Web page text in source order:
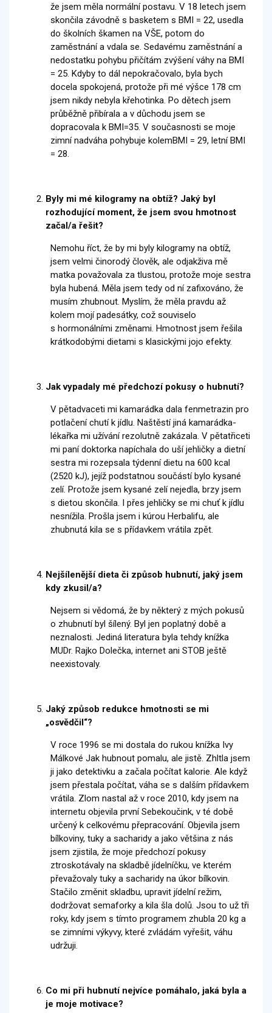
že jsem měla normální postavu. V 18 letech jsem
skončila závodně s basketem s BMI = 22, usedla
do školních škamen na VŠE, potom do
zaměstnání a vdala se. Sedavému zaměstnání a
nedostatku pohybu přičítám zvýšení váhy na BMI
= 25. Kdyby to dál nepokračovalo, byla bych
docela spokojená, protože při mé výšce 178 cm
jsem nikdy nebyla křehotinka. Po dětech jsem
průběžně přibírala a v důchodu jsem se
dopracovala k BMI=35. V současnosti se moje
zimní nadváha pohybuje kolemBMI = 29, letní BMI
= 28.
Byly mi mé kilogramy na obtíž? Jaký byl
rozhodující moment, že jsem svou hmotnost
začal/a řešit?
Nemohu říct, že by mi byly kilogramy na obtíž,
jsem velmi činorodý člověk, ale odjakživa mě
matka považovala za tlustou, protože moje sestra
byla hubená. Měla jsem tedy od ní zafixováno, že
musím zhubnout. Myslím, že měla pravdu až
kolem mojí padesátky, což souviselo
s hormonálními změnami. Hmotnost jsem řešila
krátkodobými dietami s klasickými jojo efekty.
Jak vypadaly mé předchozí pokusy o hubnutí?
V pětadvaceti mi kamarádka dala fenmetrazin pro
potlačení chutí k jídlu. Naštěstí jiná kamarádka-
lékařka mi užívání rezolutně zakázala. V pětatřiceti
mi paní doktorka napíchala do uší jehličky a dietní
sestra mi rozepsala týdenní dietu na 600 kcal
(2520 kJ), jejíž podstatnou součástí bylo kysané
zelí. Protože jsem kysané zelí nejedla, brzy jsem
s dietou skončila. I přes jehličky se mi chuť k jídlu
nesnížila. Prošla jsem i kúrou Herbalifu, ale
zhubnutá kila se s přídavkem vrátila zpět.
Nejšílenější dieta či způsob hubnutí, jaký jsem
kdy zkusil/a?
Nejsem si vědomá, že by některý z mých pokusů
o zhubnutí byl šílený. Byl jen poplatný době a
neznalosti. Jediná literatura byla tehdy knížka
MUDr. Rajko Dolečka, internet ani STOB ještě
neexistovaly.
Jaký způsob redukce hmotnosti se mi
„osvědčil“?
V roce 1996 se mi dostala do rukou knížka Ivy
Málkové Jak hubnout pomalu, ale jistě. Zhltla jsem
ji jako detektivku a začala počítat kalorie. Ale když
jsem přestala počítat, váha se s dalším přídavkem
vrátila. Zlom nastal až v roce 2010, kdy jsem na
internetu objevila první Sebekoučink, v té době
určený k celkovému přepracování. Objevila jsem
bílkoviny, tuky a sacharidy a jako většina z nás
jsem zjistila, že moje předchozí pokusy
ztroskotávaly na skladbě jídelníčku, ve kterém
převažovaly tuky a sacharidy na úkor bílkovin.
Stačilo změnit skladbu, upravit jídelní režim,
dodržovat semaforky a kila šla dolů. Jsou to už tři
roky, kdy jsem s tímto programem zhubla 20 kg a
se zimními výkyvy, které zvládám vyřešit, váhu
udržuji.
Co mi při hubnutí nejvíce pomáhalo, jaká byla a
je moje motivace?